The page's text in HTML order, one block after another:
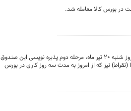
پس از استقبال سرمایه گذاران از پذیره نویسی واحدهای سرمایه گذاری صندوق سرمایه گذاری کالای کیمیا۱ (پلاتا) در روز شنبه ۲۰ تیر ماه، مرحله دوم پذیره نویسی این صندوق
نیز امروز با جذب ۲۰۰ میلیارد تومان با موفقیت به پایان رسید. همچنین پذیره نویسی صندوق سرمایه‌گذاری کالای آگاه۱ (نقراط) نیز که از امروز به مدت سه روز کاری در بورس